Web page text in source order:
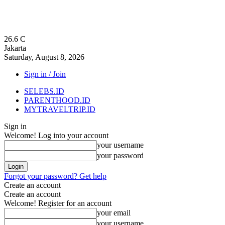
26.6 C
Jakarta
Saturday, August 8, 2026
Sign in / Join
SELEBS.ID
PARENTHOOD.ID
MYTRAVELTRIP.ID
Sign in
Welcome! Log into your account
your username
your password
Forgot your password? Get help
Create an account
Create an account
Welcome! Register for an account
your email
your username